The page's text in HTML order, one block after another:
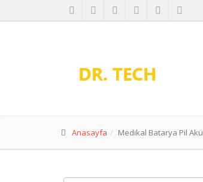
Anasayfa Medikal Batarya Pil Akü